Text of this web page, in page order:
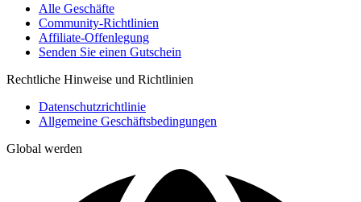
Alle Geschäfte
Community-Richtlinien
Affiliate-Offenlegung
Senden Sie einen Gutschein
Rechtliche Hinweise und Richtlinien
Datenschutzrichtlinie
Allgemeine Geschäftsbedingungen
Global werden